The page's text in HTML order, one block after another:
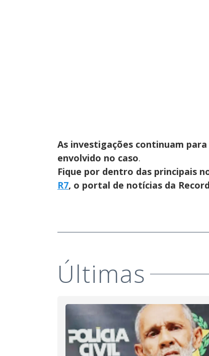
As investigações continuam
envolvido no caso.
Fique por dentro das principais
R7, o portal de notícias da
Últimas